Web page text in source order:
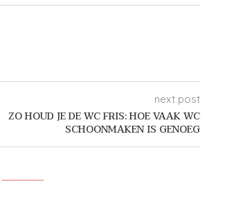
next post
ZO HOUD JE DE WC FRIS: HOE VAAK WC
SCHOONMAKEN IS GENOEG